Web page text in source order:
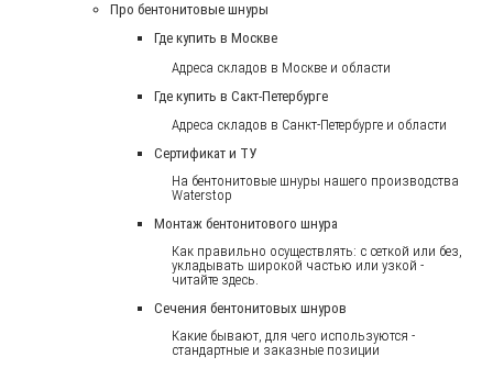
Про бентонитовые шнуры
Где купить в Москве
Адреса складов в Москве и области
Где купить в Сакт-Петербурге
Адреса складов в Санкт-Петербурге и области
Сертификат и ТУ
На бентонитовые шнуры нашего производства
Waterstop
Монтаж бентонитового шнура
Как правильно осуществлять: с сеткой или без,
укладывать широкой частью или узкой -
читайте здесь.
Сечения бентонитовых шнуров
Какие бывают, для чего используются -
стандартные и заказные позиции